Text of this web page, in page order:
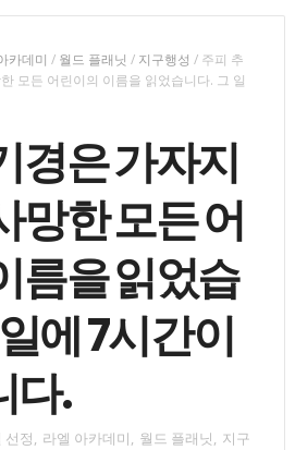
카데미 / 월드 플래닛 / 지구행성 / 주피 추
모든 어린이의 이름을 읽었습니다. 그 일
경은 가자지
망한 모든 어
름을 읽었습
에 7시간이
다.
선정, 라엘 아카데미, 월드 플래닛, 지구